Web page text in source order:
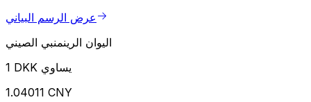
عرض الرسم البياني
اليوان الرينمنبي الصيني
1 DKK يساوي
1.04011 CNY